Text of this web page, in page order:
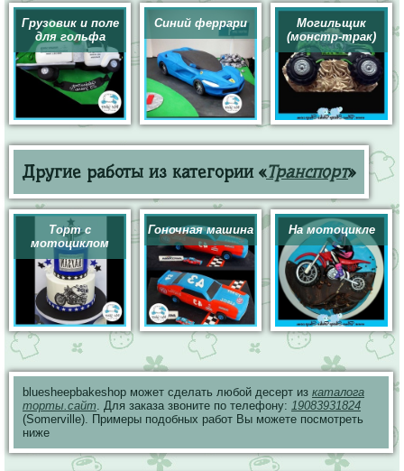
Грузовик и поле
для гольфа
Синий феррари
Могильщик
(монстр-трак)
Другие работы из категории «Транспорт»
Торт с
мотоциклом
Гоночная машина На мотоцикле
bluesheepbakeshop может сделать любой десерт из каталога
торты.сайт. Для заказа звоните по телефону: 19083931824
(Somerville). Примеры подобных работ Вы можете посмотреть
ниже